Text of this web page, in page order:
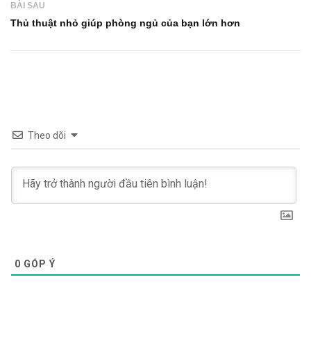
BÀI SAU
Thủ thuật nhỏ giúp phòng ngủ của bạn lớn hơn
Theo dõi
0 GÓP Ý